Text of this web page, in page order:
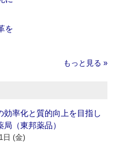
を
もっと見る »
効率化と質的向上を目指し
（東邦薬品）
日 (金)